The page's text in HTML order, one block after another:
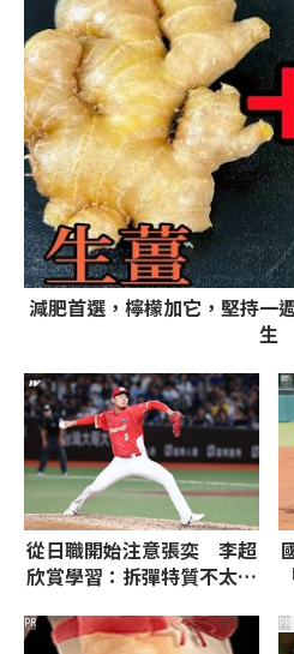
減肥首選，檸檬加它，堅持一
生
從日職開始注意張奕 李超
欣賞學習：拆彈特質不太一
PR PR